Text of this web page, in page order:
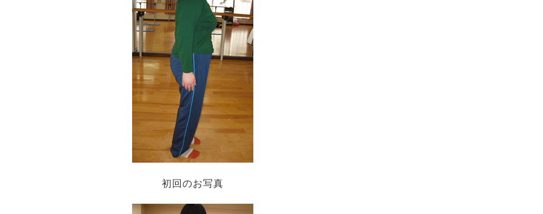
初回のお写真